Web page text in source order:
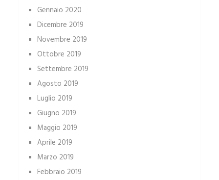
Gennaio 2020
Dicembre 2019
Novembre 2019
Ottobre 2019
Settembre 2019
Agosto 2019
Luglio 2019
Giugno 2019
Maggio 2019
Aprile 2019
Marzo 2019
Febbraio 2019